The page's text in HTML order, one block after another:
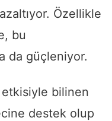
Özellikle
bu
da güçleniyor.
etkisiyle bilinen
destek olup